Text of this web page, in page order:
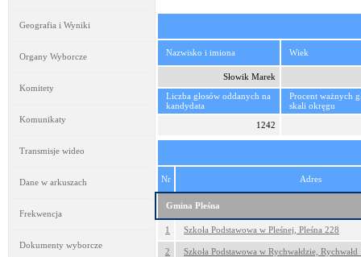
Geografia i Wyniki
Organy Wyborcze
Komitety
Komunikaty
Transmisje wideo
Dane w arkuszach
Frekwencja
Dokumenty wyborcze
Nazwisko i imiona Wiek
Słowik Marek
Liczba głosów oddanych na
kandydata
Procent ważnych
skali okręgu
1242
Nr Adres
Gmina Pleśna
1 Szkoła Podstawowa w Pleśnej, Pleśna 228
2 Szkoła Podstawowa w Rychwałdzie, Rychwałd